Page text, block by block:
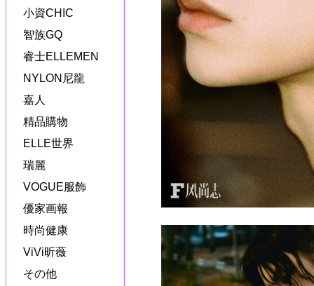
小資CHIC
智族GQ
睿士ELLEMEN
NYLON尼龍
嘉人
精品購物
ELLE世界
瑞麗
VOGUE服飾
優家画報
時尚健康
ViVi昕薇
その他